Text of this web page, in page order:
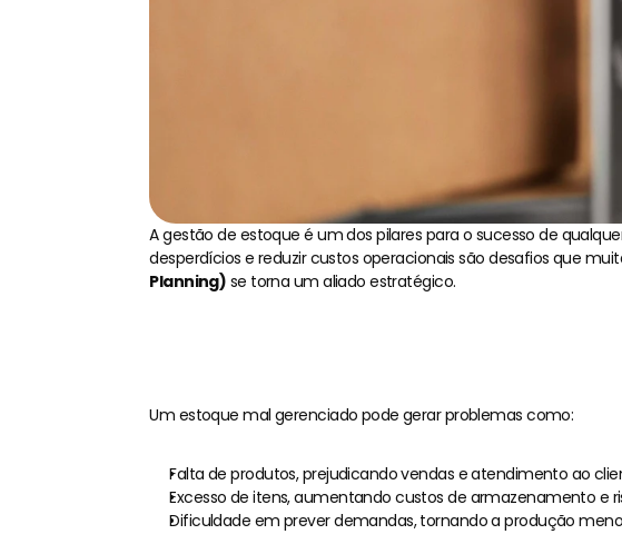
A gestão de estoque é um dos pilares para o sucesso de
desperdícios e reduzir custos operacionais são desafios que
Planning) se torna um aliado estratégico.
Um estoque mal gerenciado pode gerar problemas como:
Falta de produtos, prejudicando vendas e atendimento ao
Excesso de itens, aumentando custos de armazenamento e
Dificuldade em prever demandas, tornando a produção